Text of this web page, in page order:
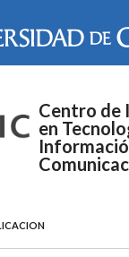
Centro de
en